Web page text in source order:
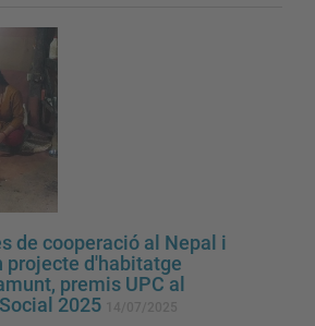
de cooperació al Nepal i
projecte d'habitatge
premis UPC al
2025